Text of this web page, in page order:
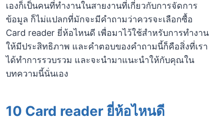
เองก็เป็นคนที่ทำงานในสายงานที่เกี่ยวกับการจัดการ
ข้อมูล ก็ไม่แปลกที่มักจะมีคำถามว่าควรจะเลือกซื้อ
Card reader ยี่ห้อไหนดี เพื่อมาไว้ใช้สำหรับการทำงาน
ให้มีประสิทธิภาพ และคำตอบของคำถามนี้ก็คือสิ่งที่เรา
ได้ทำการรวบรวม และจะนำมาแนะนำให้กับคุณใน
บทความนี้นั่นเอง
10 Card reader ยี่ห้อไหนดี